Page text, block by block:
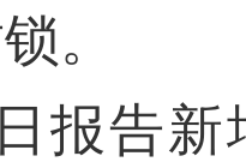
。
报告新